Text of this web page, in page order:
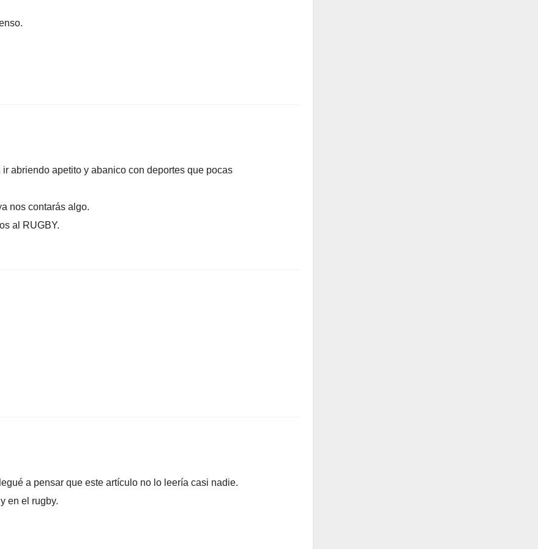
abriendo apetito y abanico con deportes que pocas
nos contarás algo.
al RUGBY.
a pensar que este artículo no lo leería casi nadie.
en el rugby.